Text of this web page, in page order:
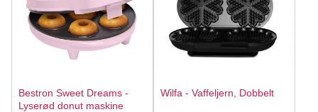
Bestron Sweet Dreams -
Lyserød donut maskine
Wilfa - Vaffeljern, Dobbelt